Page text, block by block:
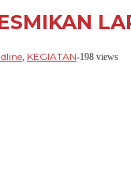
, KEGIATAN-198 views